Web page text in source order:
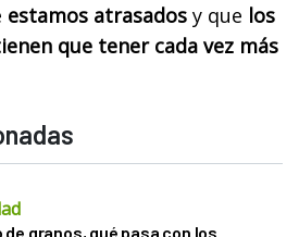
estamos atrasados y que los
que tener cada vez más
de granos, qué pasa con los